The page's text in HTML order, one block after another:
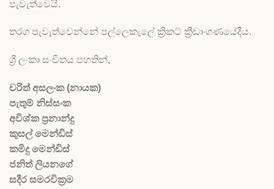
පැවැත්වෙයි.
තරග පැවැත්වෙන්නේ පල්ලෙකැලේ ක්‍රිකට් ක්‍රීඩාංගණයේදීය.
ශ්‍රී ලංකා සංචිතය පහතින්,
චරිත් අසලංක (නායක)
පැතුම් නිස්සංක
අවිශ්ක ප්‍රනාන්දු
කුසල් මෙන්ඩිස්
කමිදු මෙන්ඩිස්
ජනිත් ලියනගේ
සදීර සමරවික්‍රම